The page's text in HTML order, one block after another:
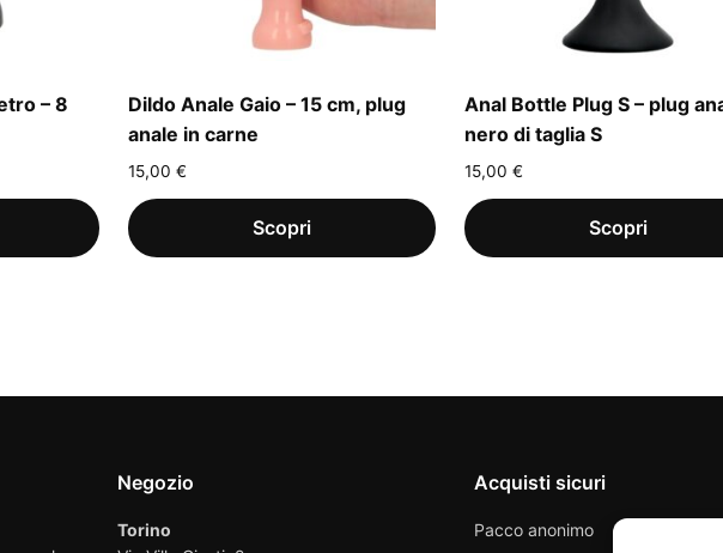
– 8
Dildo Anale Gaio – 15 cm, plug
anale in carne
15,00 €
Anal Bottle Plug S – plug
nero di taglia S
15,00 €
Negozio
Torino
Acquisti sicuri
Pacco anonimo